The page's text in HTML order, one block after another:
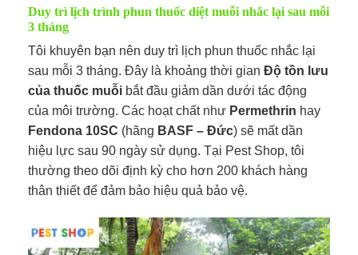
Duy trì lịch trình phun thuốc diệt muỗi nhắc lại sau mỗi
3 tháng
Tôi khuyên bạn nên duy trì lịch phun thuốc nhắc lại
sau mỗi 3 tháng. Đây là khoảng thời gian Độ tồn lưu
của thuốc muỗi bắt đầu giảm dần dưới tác động
của môi trường. Các hoạt chất như Permethrin hay
Fendona 10SC (hãng BASF – Đức) sẽ mất dần
hiệu lực sau 90 ngày sử dụng. Tại Pest Shop, tôi
thường theo dõi định kỳ cho hơn 200 khách hàng
thân thiết để đảm bảo hiệu quả bảo vệ.